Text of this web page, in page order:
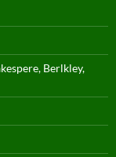
Berlkley,